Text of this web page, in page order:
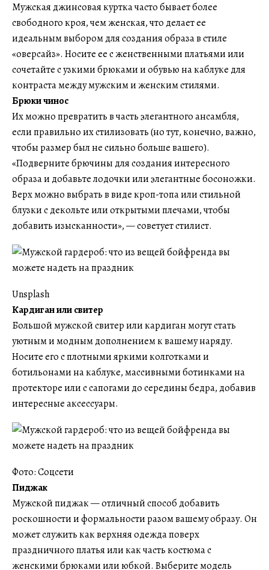
Мужская джинсовая куртка часто бывает более
свободного кроя, чем женская, что делает ее
идеальным выбором для создания образа в стиле
«оверсайз». Носите ее с женственными платьями или
сочетайте с узкими брюками и обувью на каблуке для
контраста между мужским и женским стилями.
Брюки чинос
Их можно превратить в часть элегантного ансамбля,
если правильно их стилизовать (но тут, конечно, важно,
чтобы размер был не сильно больше вашего).
«Подверните брючины для создания интересного
образа и добавьте лодочки или элегантные босоножки.
Верх можно выбрать в виде кроп-топа или стильной
блузки с декольте или открытыми плечами, чтобы
добавить изысканности», — советует стилист.
Unsplash
Кардиган или свитер
Большой мужской свитер или кардиган могут стать
уютным и модным дополнением к вашему наряду.
Носите его с плотными яркими колготками и
ботильонами на каблуке, массивными ботинками на
протекторе или с сапогами до середины бедра, добавив
интересные аксессуары.
Фото: Соцсети
Пиджак
Мужской пиджак — отличный способ добавить
роскошности и формальности разом вашему образу. Он
может служить как верхняя одежда поверх
праздничного платья или как часть костюма с
женскими брюками или юбкой. Выберите модель